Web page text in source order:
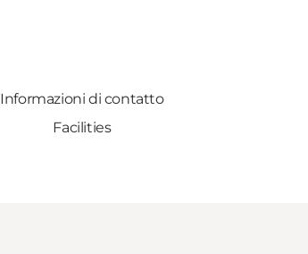
Informazioni di contatto
Facilities